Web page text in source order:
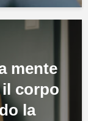
mente
corpo
la